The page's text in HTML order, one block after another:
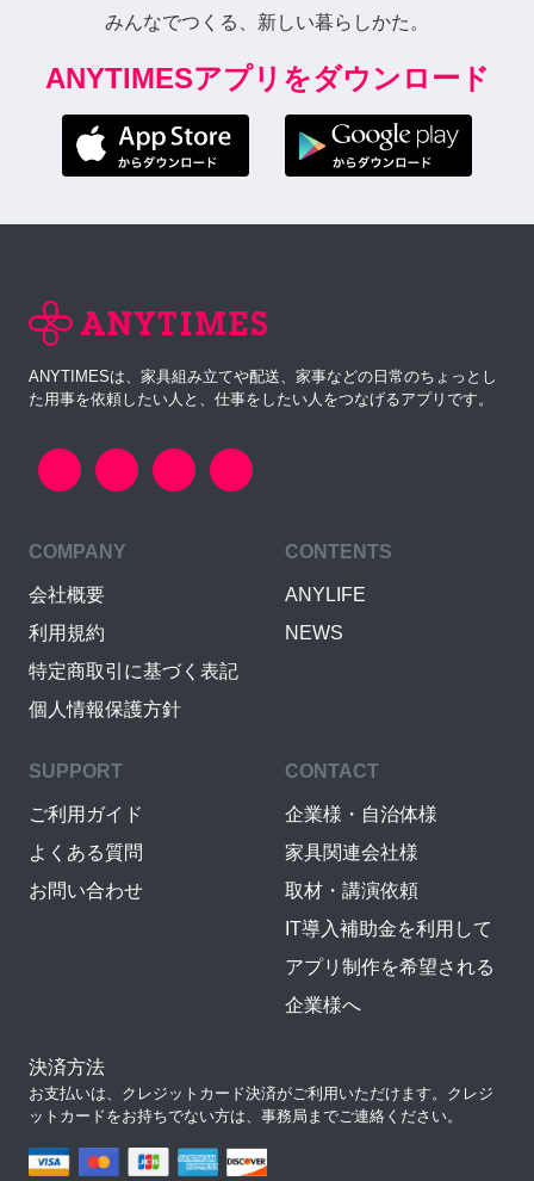
みんなでつくる、新しい暮らしかた。
ANYTIMESアプリをダウンロード
ANYTIMESは、家具組み立てや配送、家事などの日常のちょっとし
た用事を依頼したい人と、仕事をしたい人をつなげるアプリです。
COMPANY
会社概要
利用規約
特定商取引に基づく表記
個人情報保護方針
CONTENTS
ANYLIFE
NEWS
SUPPORT
ご利用ガイド
よくある質問
お問い合わせ
CONTACT
企業様・自治体様
家具関連会社様
取材・講演依頼
IT導入補助金を利用して
アプリ制作を希望される
企業様へ
決済方法
お支払いは、クレジットカード決済がご利用いただけます。クレジ
ットカードをお持ちでない方は、事務局までご連絡ください。